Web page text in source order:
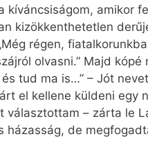
kíváncsiságom, amikor
kizökkenthetetlen
régen,
olvasni.” Majd
tud ma is…” – Jót
el kellene küldeni egy
választottam – zárta le
házasság, de